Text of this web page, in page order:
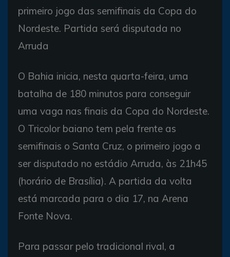
primeiro jogo das semifinais da Copa do
Nordeste. Partida será disputada no
Arruda
O Bahia inicia, nesta quarta-feira, uma
batalha de 180 minutos para conseguir
uma vaga nas finais da Copa do Nordeste.
O Tricolor baiano tem pela frente as
semifinais o Santa Cruz, o primeiro jogo a
ser disputado no estádio Arruda, às 21h45
(horário de Brasília). A partida da volta
está marcada para o dia 17, na Arena
Fonte Nova.
Para passar pelo tradicional rival, a